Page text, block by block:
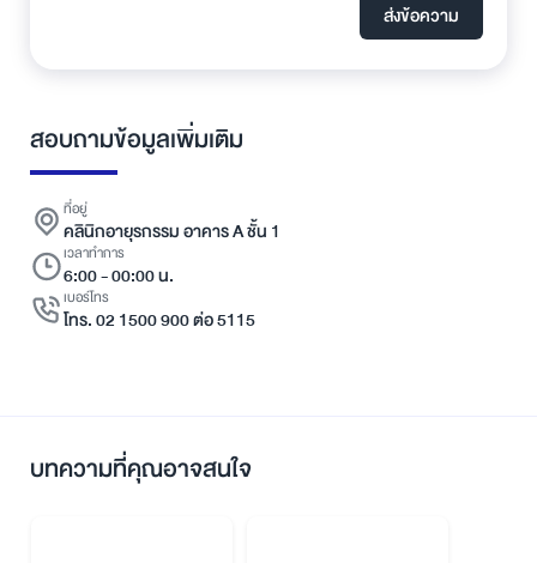
ส่งข้อความ
สอบถามข้อมูลเพิ่มเติม
ที่อยู่
คลินิกอายุรกรรม อาคาร A ชั้น 1
เวลาทำการ
6:00 - 00:00 น.
เบอร์โทร
โทร. 02 1500 900 ต่อ 5115
บทความที่คุณอาจสนใจ